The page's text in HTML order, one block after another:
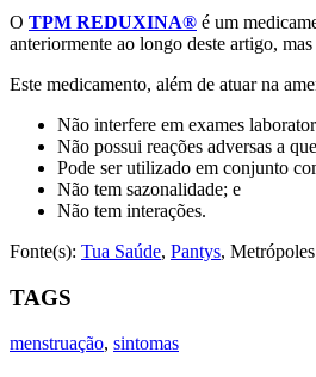
O TPM REDUXINA® é um
anteriormente ao longo deste artigo,
Este medicamento, além de atuar na
Não interfere em exames
Não possui reações adversas a
Pode ser utilizado em conjunto
Não tem sazonalidade; e
Não tem interações.
Fonte(s): Tua Saúde, Pantys,
TAGS
menstruação, sintomas